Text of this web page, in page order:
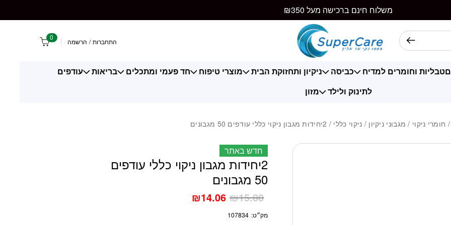
משלוח חינם ברכישה מעל ₪350
התחברות / הרשמה 0
טבליות וחומרים למדיח כביסה ניקיון ותחזוקת הבית מוצרי טיפוח חד פעמי ומתכלים בריאות
עודפים
לתינוק ולילד
מזון
חומרי ניקוי / מגבוני ניקיון / ניקוי כללי / 2יחידות מגבון ניקוי כללי עודפים 50 מגבונים
חדש באתר
2יחידות מגבון ניקוי כללי עודפים
50 מגבונים
₪15.80
₪14.06
מק״ט: 107834